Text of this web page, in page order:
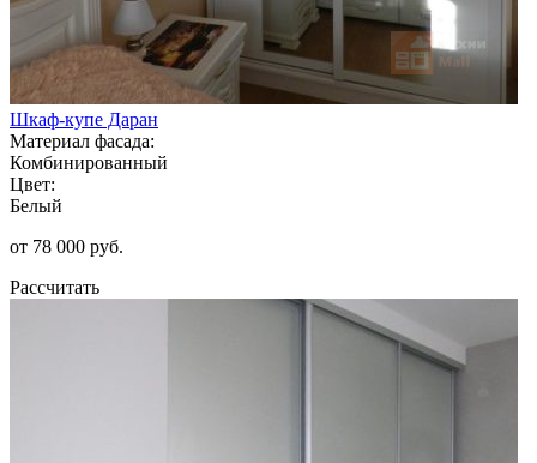
Шкаф-купе Даран
Материал фасада:
Комбинированный
Цвет:
Белый
от 78 000 руб.
Рассчитать